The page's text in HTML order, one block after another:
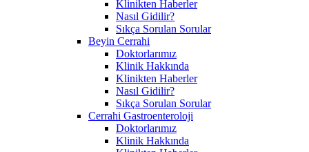
Klinikten Haberler
Nasıl Gidilir?
Sıkça Sorulan Sorular
Beyin Cerrahi
Doktorlarımız
Klinik Hakkında
Klinikten Haberler
Nasıl Gidilir?
Sıkça Sorulan Sorular
Cerrahi Gastroenteroloji
Doktorlarımız
Klinik Hakkında